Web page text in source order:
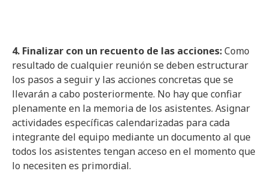
4. Finalizar con un recuento de las acciones:Como
resultado de cualquier reunión se deben estructurar
los pasos a seguir y las acciones concretas que se
llevarán a cabo posteriormente. No hay que confiar
plenamente en la memoria de los asistentes. Asignar
actividades específicas calendarizadas para cada
integrante del equipo mediante un documento al que
todos los asistentes tengan acceso en el momento que
lo necesiten es primordial.